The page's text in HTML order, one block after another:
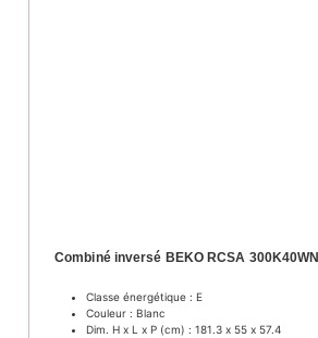
Combiné inversé BEKO RCSA 300K40WN
Classe énergétique : E
Couleur : Blanc
Dim. H x L x P (cm) : 181.3 x 55 x 57.4